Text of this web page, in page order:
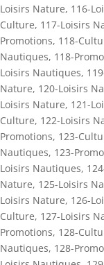
Loisirs Nature, 116-
Culture, 117-Loisirs
Promotions, 118-
Nautiques, 118-
Loisirs Nautiques,
Nature, 120-Loisirs
Loisirs Nature, 121-
Culture, 122-Loisirs
Promotions, 123-
Nautiques, 123-
Loisirs Nautiques,
Nature, 125-Loisirs
Loisirs Nature, 126-
Culture, 127-Loisirs
Promotions, 128-
Nautiques, 128-